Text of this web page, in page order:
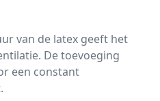
van de latex geeft het
De toevoeging
een constant